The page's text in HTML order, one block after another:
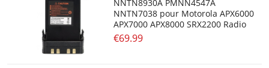
NNTN8930A PMNN4547A
NNTN7038 pour Motorola APX6000
APX7000 APX8000 SRX2200 Radio
€69.99